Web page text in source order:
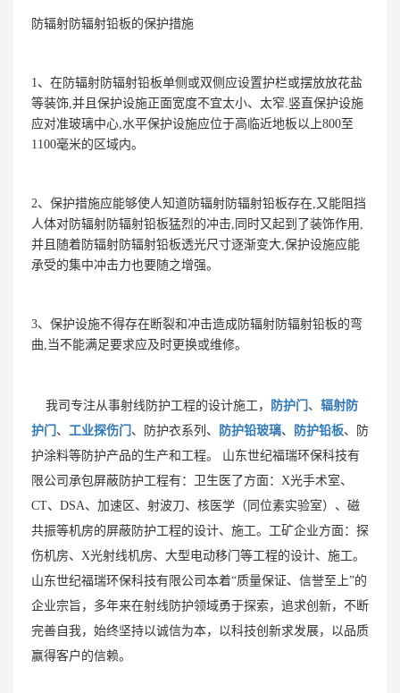
防辐射防辐射铅板的保护措施
1、在防辐射防辐射铅板单侧或双侧应设置护栏或摆放放花盐
等装饰,并且保护设施正面宽度不宜太小、太窄.竖直保护设施
应对准玻璃中心,水平保护设施应位于高临近地板以上800至
1100毫米的区域内。
2、保护措施应能够使人知道防辐射防辐射铅板存在,又能阻挡
人体对防辐射防辐射铅板猛烈的冲击,同时又起到了装饰作用,
并且随着防辐射防辐射铅板透光尺寸逐渐变大,保护设施应能
承受的集中冲击力也要随之增强。
3、保护设施不得存在断裂和冲击造成防辐射防辐射铅板的弯
曲,当不能满足要求应及时更换或维修。
我司专注从事射线防护工程的设计施工， 防护门 、 辐射防
护门 、 工业探伤门 、防护衣系列、 防护铅玻璃、 防护铅板、防
护涂料等防护产品的生产和工程。 山东世纪福瑞环保科技有
限公司承包屏蔽防护工程有：卫生医了方面：X光手术室、
CT、DSA、加速区、射波刀、核医学（同位素实验室）、磁
共振等机房的屏蔽防护工程的设计、施工。工矿企业方面：探
伤机房、X光射线机房、大型电动移门等工程的设计、施工。
山东世纪福瑞环保科技有限公司本着“质量保证、信誉至上”的
企业宗旨，多年来在射线防护领域勇于探索，追求创新，不断
完善自我，始终坚持以诚信为本，以科技创新求发展，以品质
赢得客户的信赖。